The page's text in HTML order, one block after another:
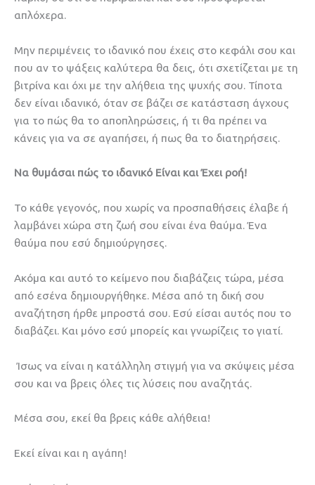
απλόχερα.
Μην περιμένεις το ιδανικό που έχεις στο κεφάλι σου και
που αν το ψάξεις καλύτερα θα δεις, ότι σχετίζεται με τη
βιτρίνα και όχι με την αλήθεια της ψυχής σου. Τίποτα
δεν είναι ιδανικό, όταν σε βάζει σε κατάσταση άγχους
για το πώς θα το αποπληρώσεις, ή τι θα πρέπει να
κάνεις για να σε αγαπήσει, ή πως θα το διατηρήσεις.
Να θυμάσαι πώς το ιδανικό Είναι και Έχει ροή!
Το κάθε γεγονός, που χωρίς να προσπαθήσεις έλαβε ή
λαμβάνει χώρα στη ζωή σου είναι ένα θαύμα. Ένα
θαύμα που εσύ δημιούργησες.
Ακόμα και αυτό το κείμενο που διαβάζεις τώρα, μέσα
από εσένα δημιουργήθηκε. Μέσα από τη δική σου
αναζήτηση ήρθε μπροστά σου. Εσύ είσαι αυτός που το
διαβάζει. Και μόνο εσύ μπορείς και γνωρίζεις το γιατί.
Ίσως να είναι η κατάλληλη στιγμή για να σκύψεις μέσα
σου και να βρεις όλες τις λύσεις που αναζητάς.
Μέσα σου, εκεί θα βρεις κάθε αλήθεια!
Εκεί είναι και η αγάπη!